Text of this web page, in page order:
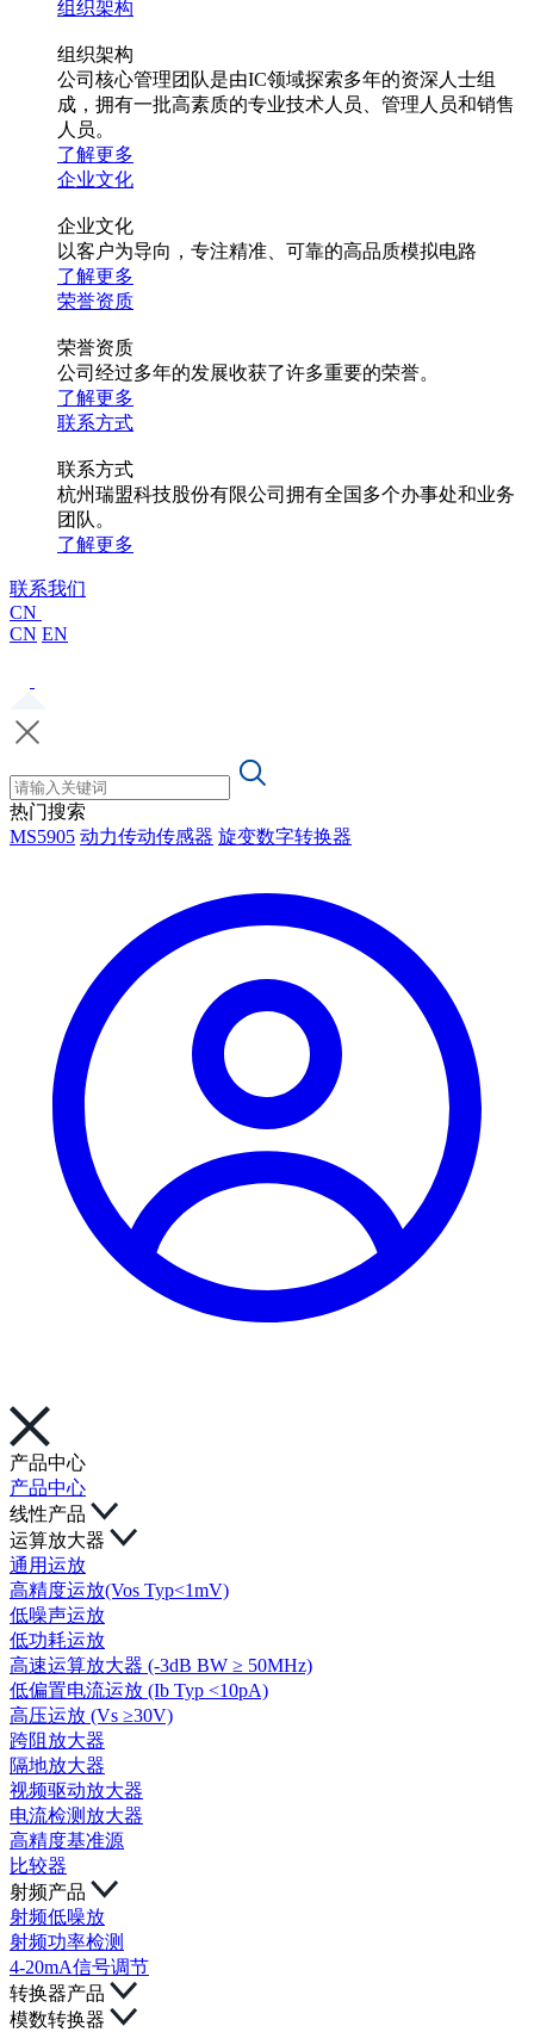
组织架构
组织架构
公司核心管理团队是由IC领域探索多年的资深人士组
成，拥有一批高素质的专业技术人员、管理人员和销售
人员。
了解更多
企业文化
企业文化
以客户为导向，专注精准、可靠的高品质模拟电路
了解更多
荣誉资质
荣誉资质
公司经过多年的发展收获了许多重要的荣誉。
了解更多
联系方式
联系方式
杭州瑞盟科技股份有限公司拥有全国多个办事处和业务
团队。
了解更多
联系我们
CN
CN EN
热门搜索
MS5905 动力传动传感器 旋变数字转换器
产品中心
产品中心
线性产品
运算放大器
通用运放
高精度运放(Vos Typ<1mV)
低噪声运放
低功耗运放
高速运算放大器 (-3dB BW ≥ 50MHz)
低偏置电流运放 (Ib Typ <10pA)
高压运放 (Vs ≥30V)
跨阻放大器
隔地放大器
视频驱动放大器
电流检测放大器
高精度基准源
比较器
射频产品
射频低噪放
射频功率检测
4-20mA信号调节
转换器产品
模数转换器